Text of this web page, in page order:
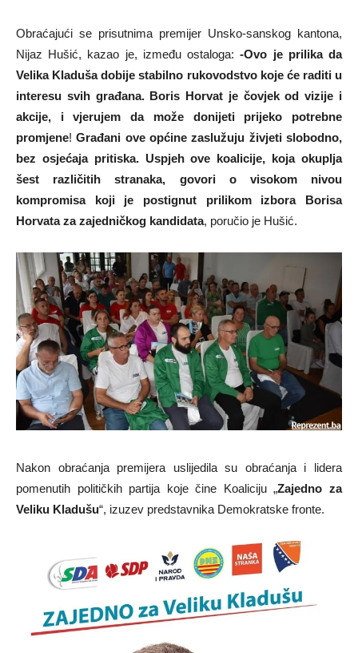
Obraćajući se prisutnima premijer Unsko-sanskog kantona,
Nijaz Hušić, kazao je, između ostaloga:-Ovo je prilika da
Velika Kladuša dobije stabilno rukovodstvo koje će raditi u
interesu svih građana. Boris Horvat je čovjek od vizije i
akcije, i vjerujem da može donijeti prijeko potrebne
promjene!Građani ove općine zaslužuju živjeti slobodno,
bez osjećaja pritiska. Uspjeh ove koalicije, koja okuplja
šest različitih stranaka, govori o visokom nivou
kompromisa koji je postignut prilikom izbora Borisa
Horvata za zajedničkog kandidata, poručio je Hušić.
Nakon obraćanja premijera uslijedila su obraćanja i lidera
pomenutih političkih partija koje čine Koaliciju „Zajedno za
Veliku Kladušu“, izuzev predstavnika Demokratske fronte.